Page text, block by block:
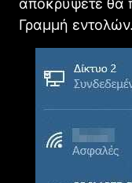
αποκρύψετε θα
Γραμμή εντολών.